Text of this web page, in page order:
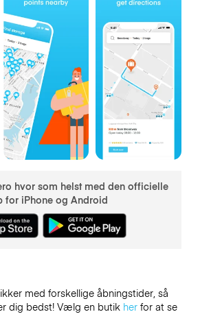
hvor som helst med den officielle
for iPhone og Android
med forskellige åbningstider, så
dig bedst! Vælg en butik herfor at se